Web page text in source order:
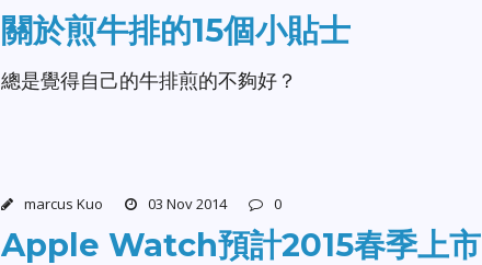
關於煎牛排的15個小貼士
總是覺得自己的牛排煎的不夠好？
marcus Kuo 03 Nov 2014 0
Apple Watch預計2015春季上市